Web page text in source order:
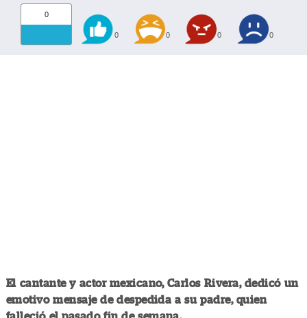
0
0 0 0 0
El cantante y actor mexicano, Carlos Rivera, dedicó un
emotivo mensaje de despedida a su padre, quien